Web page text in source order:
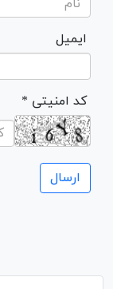
ایمیل
* کد امنیتی